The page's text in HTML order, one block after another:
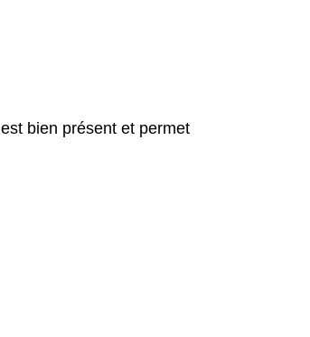
est bien présent et permet